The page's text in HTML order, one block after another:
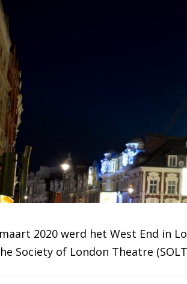
2020 werd het West End in
Society of London Theatre